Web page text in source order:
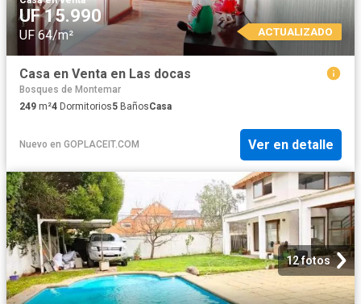
UF 15.990
UF 64/m² ACTUALIZADO
Casa en Venta en Las docas
Bosques de Montemar
249 m²4 Dormitorios5 BañosCasa
Nuevo en GOPLACEIT.COM Ver en detalle
12 fotos